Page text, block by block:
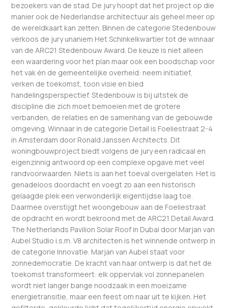
bezoekers van de stad. De jury hoopt dat het project op die
manier ook de Nederlandse architectuur als geheel meer op
de wereldkaart kan zetten. Binnen de categorie Stedenbouw
verkoos de jury unaniem Het Schinkelkwartier tot de winnaar
van de ARC21 Stedenbouw Award. De keuze is niet alleen
een waardering voor het plan maar ook een boodschap voor
het vak én de gemeentelijke overheid: neem initiatief,
verken de toekomst, toon visie en bied
handelingsperspectief. Stedenbouw is bij uitstek de
discipline die zich moet bemoeien met de grotere
verbanden, de relaties en de samenhang van de gebouwde
omgeving. Winnaar in de categorie Detail is Foeliestraat 2-4
in Amsterdam door Ronald Janssen Architects. Dit
woningbouwproject biedt volgens de jury een radicaal en
eigenzinnig antwoord op een complexe opgave met veel
randvoorwaarden. Niets is aan het toeval overgelaten. Het is
genadeloos doordacht en voegt zo aan een historisch
gelaagde plek een verwonderlijk eigentijdse laag toe.
Daarmee overstijgt het woongebouw aan de Foeliestraat
de opdracht en wordt bekroond met de ARC21 Detail Award.
The Netherlands Pavilion Solar Roof in Dubai door Marjan van
Aubel Studio i.s.m. V8 architecten is het winnende ontwerp in
de categorie Innovatie. Marjan van Aubel staat voor
zonnedemocratie. De kracht van haar ontwerp is dat het de
toekomst transformeert: elk oppervlak vol zonnepanelen
wordt niet langer bange noodzaak in een moeizame
energietransitie, maar een feest om naar uit te kijken. Het